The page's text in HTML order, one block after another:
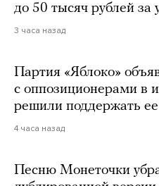
до 50 тысяч рублей за
3 часа назад
Партия «Яблоко»
с оппозиционерами в
решили поддержать
4 часа назад
Песню Монеточки